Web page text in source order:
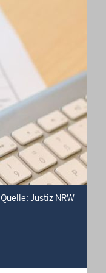
Quelle: Justiz NRW